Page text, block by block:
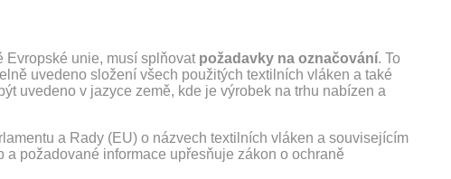
Evropské unie, musí splňovat požadavky na označování. To
uvedeno složení všech použitých textilních vláken a také
uvedeno v jazyce země, kde je výrobek na trhu nabízen a
a Rady (EU) o názvech textilních vláken a souvisejícím
požadované informace upřesňuje zákon o ochraně